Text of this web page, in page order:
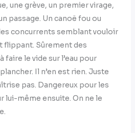
une grève, un premier virage,
passage. Un canoë fou ou
concurrents semblant vouloir
flippant. Sûrement des
faire le vide sur l’eau pour
Il n’en est rien. Juste
pas. Dangereux pour les
lui-même ensuite. On ne le